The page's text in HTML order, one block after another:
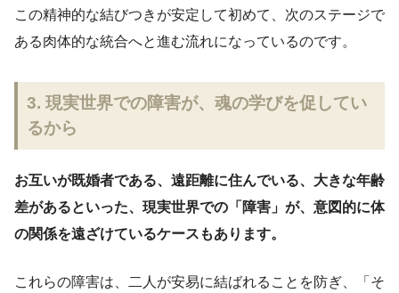
この精神的な結びつきが安定して初めて、次のステージで
ある肉体的な統合へと進む流れになっているのです。
3. 現実世界での障害が、魂の学びを促してい
るから
お互いが既婚者である、遠距離に住んでいる、大きな年齢
差があるといった、現実世界での「障害」が、意図的に体
の関係を遠ざけているケースもあります。
これらの障害は、二人が安易に結ばれることを防ぎ、「そ